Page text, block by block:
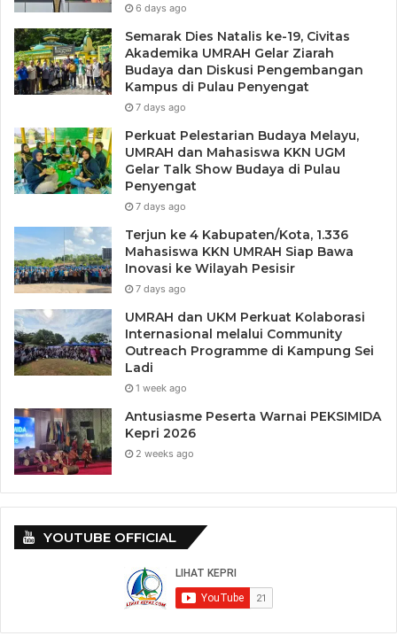
6 days ago
Semarak Dies Natalis ke-19, Civitas
Akademika UMRAH Gelar Ziarah
Budaya dan Diskusi Pengembangan
Kampus di Pulau Penyengat
7 days ago
Perkuat Pelestarian Budaya Melayu,
UMRAH dan Mahasiswa KKN UGM
Gelar Talk Show Budaya di Pulau
Penyengat
7 days ago
Terjun ke 4 Kabupaten/Kota, 1.336
Mahasiswa KKN UMRAH Siap Bawa
Inovasi ke Wilayah Pesisir
7 days ago
UMRAH dan UKM Perkuat Kolaborasi
Internasional melalui Community
Outreach Programme di Kampung Sei
Ladi
1 week ago
Antusiasme Peserta Warnai PEKSIMIDA
Kepri 2026
2 weeks ago
YOUTUBE OFFICIAL